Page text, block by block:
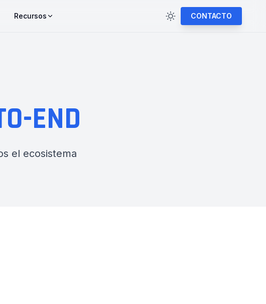
Recursos CONTACTO
END
el ecosistema